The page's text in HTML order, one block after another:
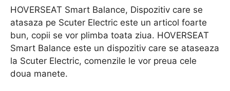
HOVERSEAT Smart Balance, Dispozitiv care se
atasaza pe Scuter Electric este un articol foarte
bun, copii se vor plimba toata ziua. HOVERSEAT
Smart Balance este un dispozitiv care se ataseaza
la Scuter Electric, comenzile le vor preua cele
doua manete.